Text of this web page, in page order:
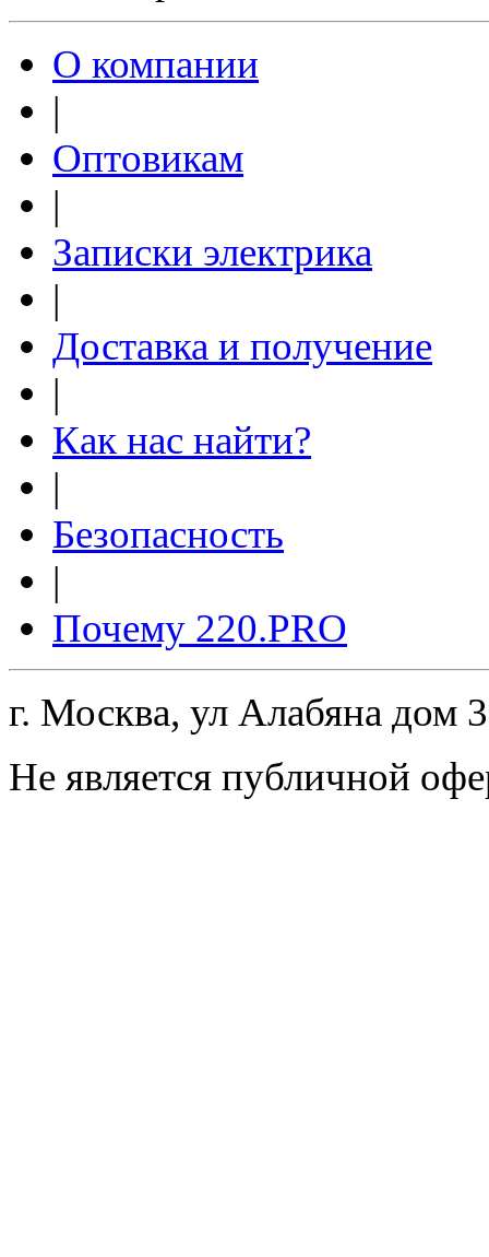
О компании
|
Оптовикам
|
Записки электрика
|
Доставка и получение
|
Как нас найти?
|
Безопасность
|
Почему 220.PRO
г. Москва, ул Алабяна дом
Не является публичной